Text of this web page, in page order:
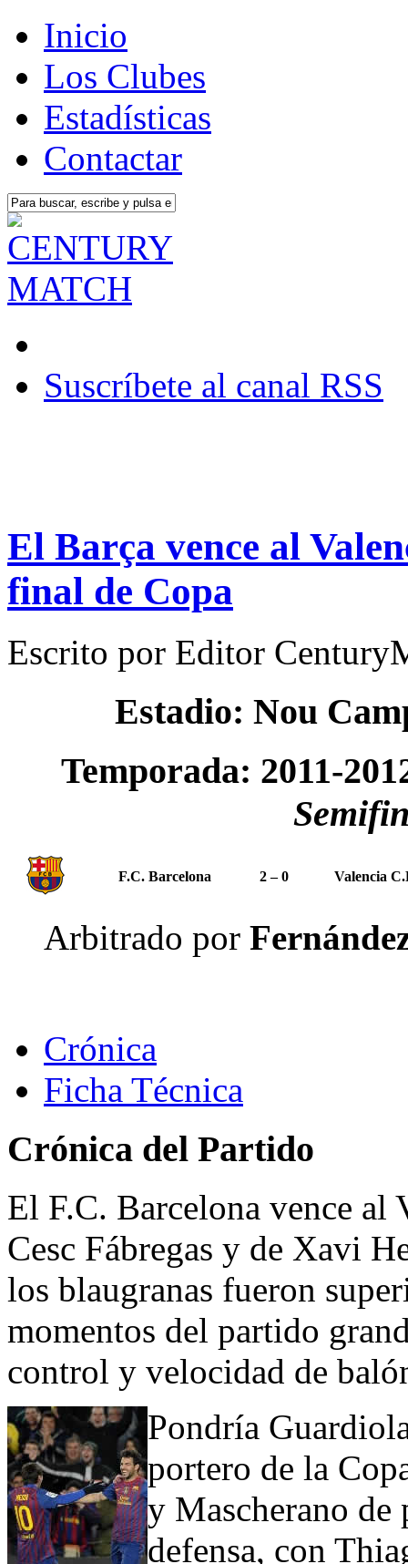
Inicio
Los Clubes
Estadísticas
Contactar
Suscríbete al canal RSS
El Barça vence al
final de Copa
Escrito por Editor
Estadio: Nou
Temporada: 2011-
F.C. Barcelona 2 – 0 Valencia
Arbitrado por
Crónica
Ficha Técnica
Crónica del Partido
El F.C. Barcelona vence al
Cesc Fábregas y de Xavi
los blaugranas fueron
momentos del partido
control y velocidad de
Pondría
portero de la
y Mascherano de
defensa, con